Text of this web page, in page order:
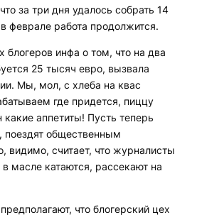
за три дня удалось собрать 14
феврале работа продолжится.
блогеров инфа о том, что на два
25 тысяч евро, вызвала
Мы, мол, с хлеба на квас
где придется, пиццу
какие аппетиты! Пусть теперь
поездят общественным
видимо, считает, что журналисты
масле катаются, рассекают на
что блогерский цех